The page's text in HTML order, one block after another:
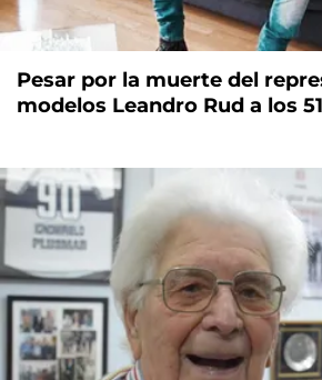
Pesar por la muerte del
modelos Leandro Rud a los